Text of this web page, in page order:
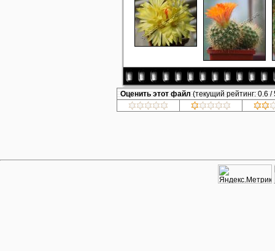
Оценить этот файл (текущий рейтинг: 0.6 /